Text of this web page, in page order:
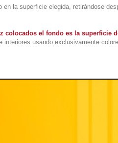
la superficie elegida, retirándose
colocados el fondo es la superficie
interiores usando exclusivamente